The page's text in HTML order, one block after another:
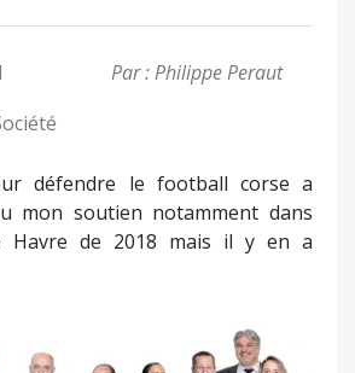
Par : Philippe Peraut
défendre le football corse a
mon soutien notamment dans
Havre de 2018 mais il y en a